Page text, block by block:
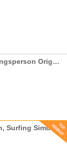
Bullriding inkl. 1 Betreuungsperson Orig. Falgas
Bull Riding, Rodeo Reiten, Surfing Simulator, Flaschen Reiten, Rentier Reiten